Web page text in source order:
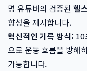
명 유튜버의 검증된 헬
향성을 제시합니다.
혁신적인 기록 방식: 10
으로 운동 흐름을 방해
가능합니다.